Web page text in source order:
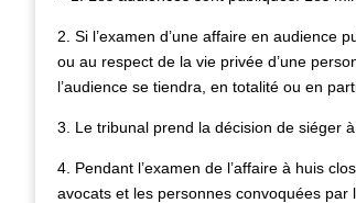
2. Si l’examen d’une affaire en audience
ou au respect de la vie privée d’une
l’audience se tiendra, en totalité ou en
3. Le tribunal prend la décision de siéger
4. Pendant l’examen de l’affaire à huis
avocats et les personnes convoquées par